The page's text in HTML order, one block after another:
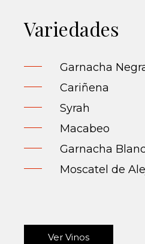
Variedades
Garnacha
Cariñena
Syrah
Macabeo
Garnacha
Moscatel de
Ver Vinos